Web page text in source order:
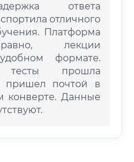
ответа
отличного
Платформа
лекции
формате.
тесты прошла
пришел почтой в
конверте. Данные